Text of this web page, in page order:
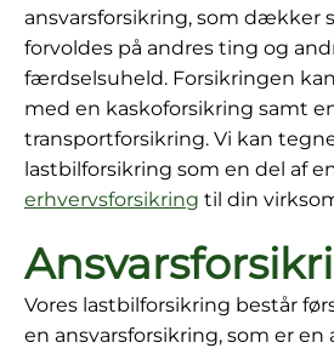
ansvarsforsikring, som dækker
forvoldes på andres ting og
færdselsuheld. Forsikringen
med en kaskoforsikring samt
transportforsikring. Vi kan
lastbilforsikring som en del af
erhvervsforsikring til din
Vores lastbilforsikring består
en ansvarsforsikring, som er en